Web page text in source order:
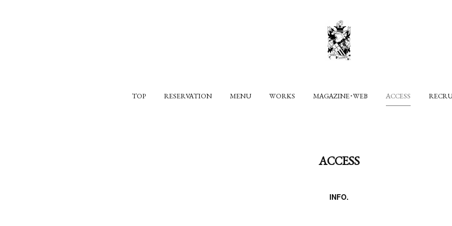
TOP RESERVATION MENU WORKS MAGAZINE･WEB ACCESS
ACCESS
INFO.